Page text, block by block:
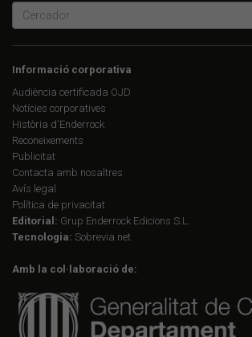
Informació corporativa
Audiència certificada OJD
Notícies corporatives
Història d'Enderrock
Reconeixements
Publicitat
Contacta amb nosaltres
Avís legal
Política de privacitat
Editorial: Grup Enderrock Edicions S.L.
Tecnologia: Sobrevia.net
Amb la col·laboració de: